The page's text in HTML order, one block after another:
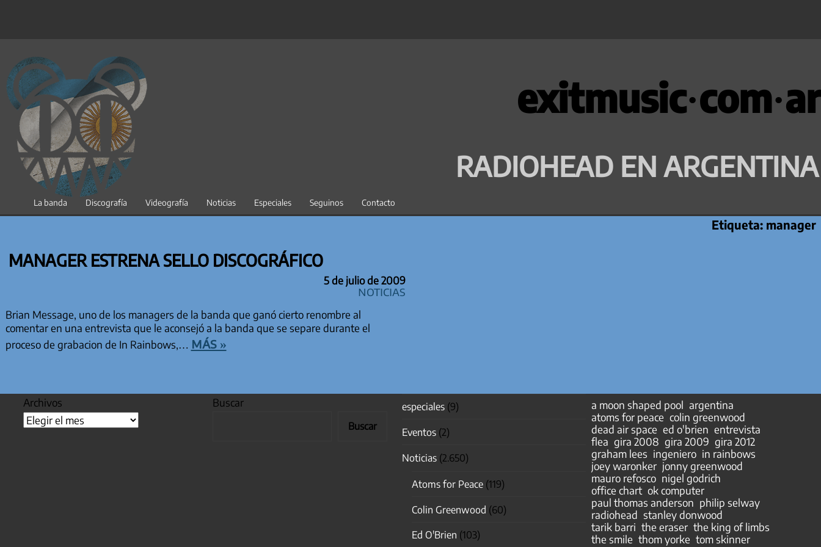
contenido
exitmusic·com·ar
RADIOHEAD EN ARGENTINA
La banda Discografía Videografía Noticias Especiales Seguinos Contacto
Etiqueta: manager
MANAGER ESTRENA SELLO DISCOGRÁFICO
5 de julio de 2009
Noticias
Brian Message, uno de los managers de la banda que ganó cierto renombre al
comentar en una entrevista que le aconsejó a la banda que se separe durante el
proceso de grabacion de In Rainbows,… más »
Archivos Buscar
Buscar
especiales(9)
Eventos(2)
Noticias(2.650)
Atoms for Peace(119)
Colin Greenwood (60)
Ed O'Brien (103)
a moon shaped pool argentina
atoms for peace colin greenwood
dead air space ed o'brien entrevista
flea gira 2008 gira 2009 gira 2012
graham lees ingeniero in rainbows
joey waronker jonny greenwood
mauro refosco nigel godrich
office chart ok computer
paul thomas anderson philip selway
radiohead stanley donwood
tarik barri the eraser the king of limbs
the smile thom yorke tom skinner